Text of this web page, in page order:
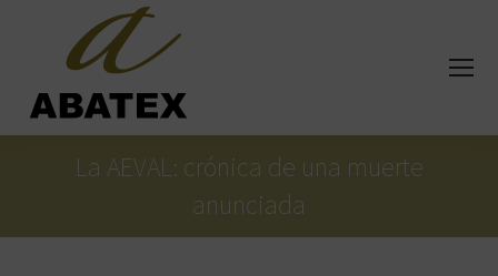
La AEVAL: crónica de una muerte
anunciada
Estás aquí: